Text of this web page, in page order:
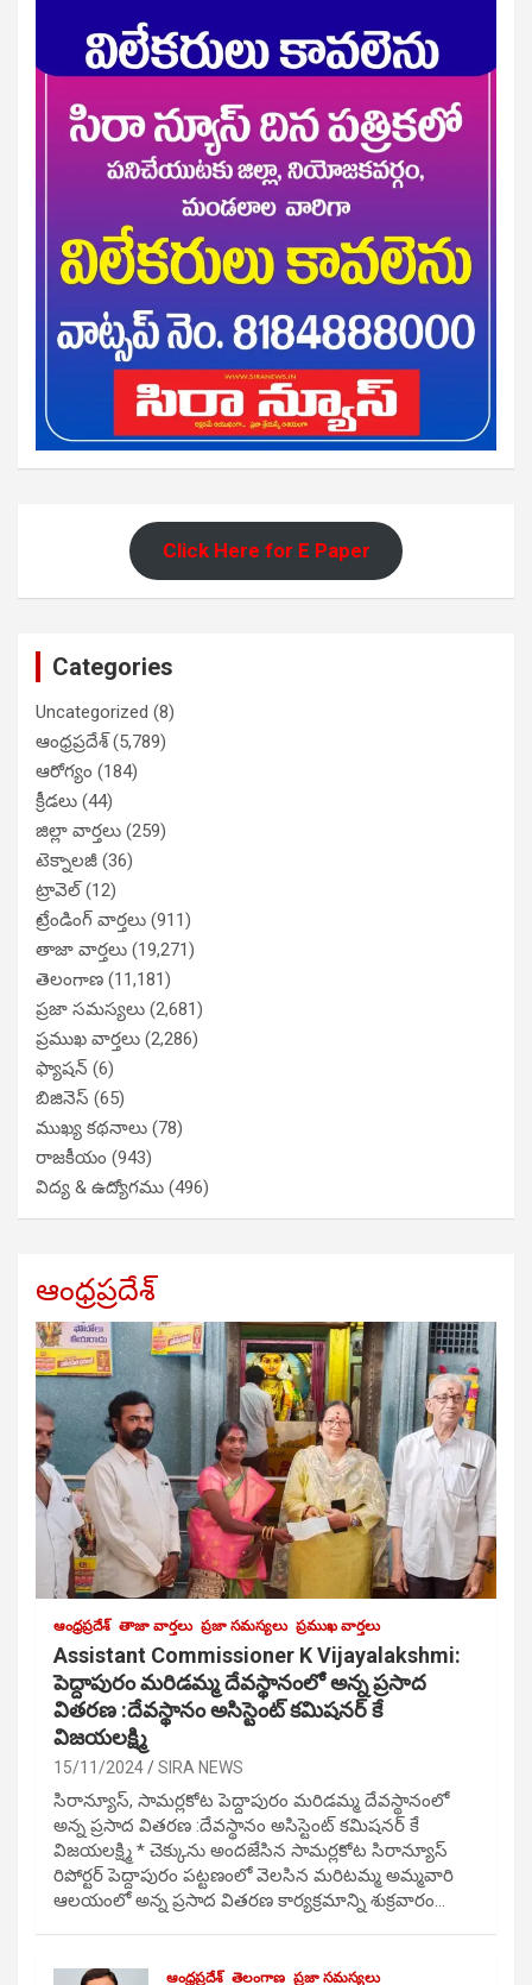
Click Here for E Paper
Categories
Uncategorized (8)
ఆంధ్రప్రదేశ్(5,789)
ఆరోగ్యం (184)
క్రీడలు (44)
జిల్లా వార్తలు (259)
టెక్నాలజీ (36)
ట్రావెల్(12)
ట్రేండింగ్ వార్తలు (911)
తాజా వార్తలు (19,271)
తెలంగాణ (11,181)
ప్రజా సమస్యలు (2,681)
ప్రముఖ వార్తలు (2,286)
ఫ్యాషన్ (6)
బిజినెస్ (65)
ముఖ్య కథనాలు (78)
రాజకీయం (943)
విద్య & ఉద్యోగము (496)
ఆంధ్రప్రదేశ్
ఆంధ్రప్రదేశ్ తాజా వార్తలు ప్రజా సమస్యలు ప్రముఖ వార్తలు
Assistant Commissioner K Vijayalakshmi:
పెద్దాపురం మరిడమ్మ దేవస్థానంలో అన్న ప్రసాద
వితరణ :దేవస్థానం అసిస్టెంట్ కమిషనర్ కే
విజయలక్ష్మి
15/11/2024 SIRA NEWS
సిరాన్యూస్, సామర్లకోట పెద్దాపురం మరిడమ్మ దేవస్థానంలో
అన్న ప్రసాద వితరణ :దేవస్థానం అసిస్టెంట్ కమిషనర్ కే
విజయలక్ష్మి * చెక్కును అందజేసిన సామర్లకోట సిరాన్యూస్
రిపోర్టర్ పెద్దాపురం పట్టణంలో వెలసిన మరిటమ్మ అమ్మవారి
ఆలయంలో అన్న ప్రసాద వితరణ కార్యక్రమాన్ని శుక్రవారం…
ఆంధ్రప్రదేశ్ తెలంగాణ ప్రజా సమస్యలు